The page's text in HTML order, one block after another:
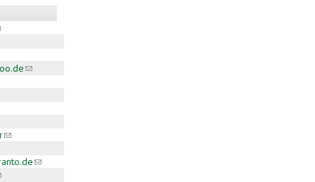
sends e-mail)
sends e-mail)
mail)
(link sends e-mail)
sends e-mail)
(link sends e-mail)
e-mail)
(link sends e-mail)
sends e-mail)